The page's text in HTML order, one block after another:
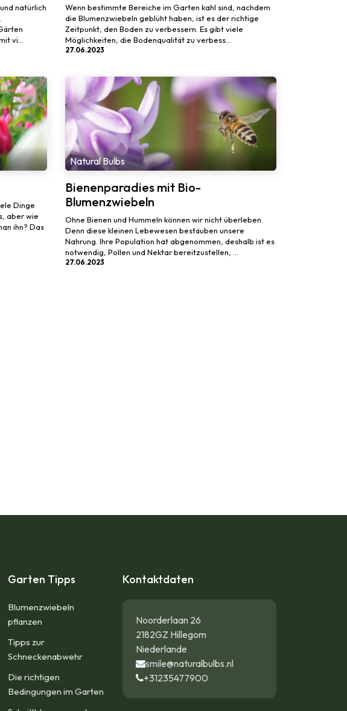
natürlich
vi...
Wenn bestimmte Bereiche im Garten kahl sind, nachdem
die Blumenzwiebeln geblüht haben, ist es der richtige
Zeitpunkt, den Boden zu verbessern. Es gibt viele
Möglichkeiten, die Bodenqualität zu verbess...
27.06.2023
Dinge
aber wie
ihn? Das
Natural Bulbs
Bienenparadies mit Bio-
Blumenzwiebeln
Ohne Bienen und Hummeln können wir nicht überleben.
Denn diese kleinen Lebewesen bestäuben unsere
Nahrung. Ihre Population hat abgenommen, deshalb ist es
notwendig, Pollen und Nektar bereitzustellen, ...
27.06.2023
Garten Tipps
Blumenzwiebeln
pflanzen
Tipps zur
Schneckenabwehr
Die richtigen
Bedingungen im Garten
Kontaktdaten
Noorderlaan 26
2182GZ Hillegom
Niederlande
smile@naturalbulbs.nl
+31235477900